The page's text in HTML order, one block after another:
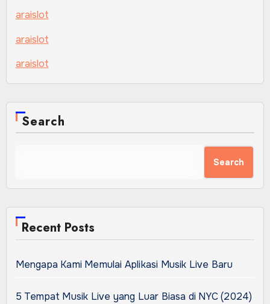
araislot
araislot
araislot
Search
Search
Recent Posts
Mengapa Kami Memulai Aplikasi Musik Live Baru
5 Tempat Musik Live yang Luar Biasa di NYC (2024)